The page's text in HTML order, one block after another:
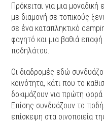
Πρόκειται για μια
με διαμονή σε τοπικούς
σε ένα καταπληκτικό
φαγητό και μια βαθιά
ποδηλάτου.
Οι διαδρομές εδώ
κοινότητα, κάτι που το
δοκιμάζουν για πρώτη φορά
Επίσης συνδυάζουν το
επίσκεψη στα οινοποιεία